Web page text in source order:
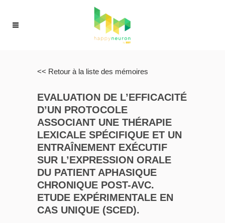
<< Retour à la liste des mémoires
EVALUATION DE L’EFFICACITÉ
D’UN PROTOCOLE
ASSOCIANT UNE THÉRAPIE
LEXICALE SPÉCIFIQUE ET UN
ENTRAÎNEMENT EXÉCUTIF
SUR L’EXPRESSION ORALE
DU PATIENT APHASIQUE
CHRONIQUE POST-AVC.
ETUDE EXPÉRIMENTALE EN
CAS UNIQUE (SCED).